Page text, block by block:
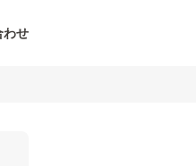
わせ